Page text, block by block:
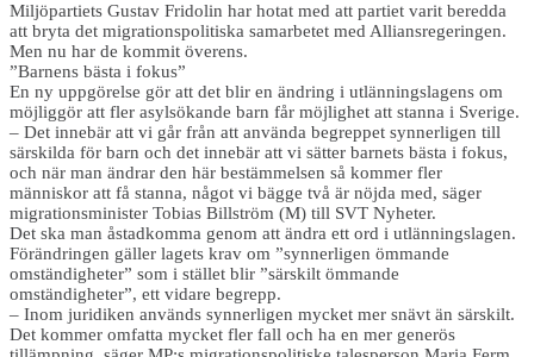
Miljöpartiets Gustav Fridolin har hotat med att partiet varit beredda
att bryta det migrationspolitiska samarbetet med Alliansregeringen.
Men nu har de kommit överens.
”Barnens bästa i fokus”
En ny uppgörelse gör att det blir en ändring i utlänningslagens om
möjliggör att fler asylsökande barn får möjlighet att stanna i Sverige.
– Det innebär att vi går från att använda begreppet synnerligen till
särskilda för barn och det innebär att vi sätter barnets bästa i fokus,
och när man ändrar den här bestämmelsen så kommer fler
människor att få stanna, något vi bägge två är nöjda med, säger
migrationsminister Tobias Billström (M) till SVT Nyheter.
Det ska man åstadkomma genom att ändra ett ord i utlänningslagen.
Förändringen gäller lagets krav om ”synnerligen ömmande
omständigheter” som i stället blir ”särskilt ömmande
omständigheter”, ett vidare begrepp.
– Inom juridiken används synnerligen mycket mer snävt än särskilt.
Det kommer omfatta mycket fler fall och ha en mer generös